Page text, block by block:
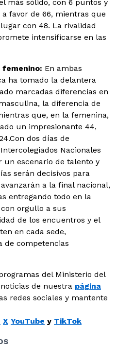
más sólido, con 6 puntos y
favor de 66, mientras que
con 48. La rivalidad
intensificarse en las
femenino: En ambas
ha tomado la delantera
marcadas diferencias en
la diferencia de
que, en la femenina,
un impresionante 44,
dos días de
Nacionales
un escenario de talento y
serán decisivos para
a la final nacional,
entregando todo en la
orgullo a sus
de los encuentros y el
en cada sede,
de competencias
del Ministerio del
de nuestra página
redes sociales y mantente
X YouTube y TikTok